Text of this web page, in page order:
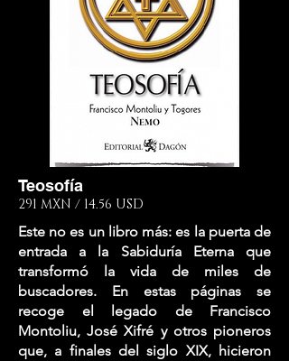
Teosofía
291 MXN / 14.56 USD
Este no es un libro más: es la puerta de
entrada a la Sabiduría Eterna que
transformó la vida de miles de
buscadores. En estas páginas se
recoge el legado de Francisco
Montoliu, José Xifré y otros pioneros
que, a finales del siglo XIX, hicieron